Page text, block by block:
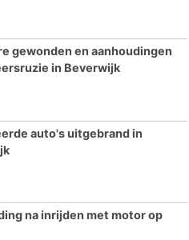
gewonden en aanhoudingen
in Beverwijk
auto's uitgebrand in
na inrijden met motor op